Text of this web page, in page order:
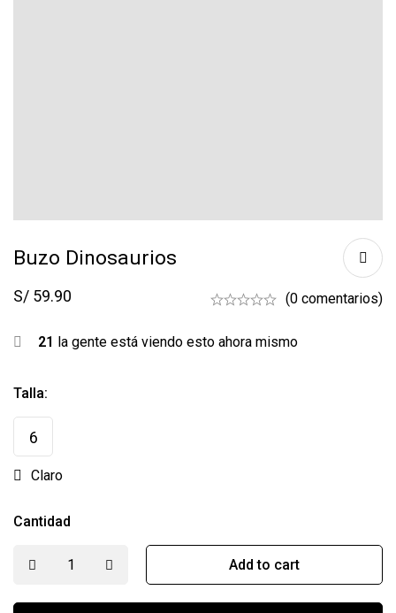
Buzo Dinosaurios
S/ 59.90 (0 comentarios)
21 la gente está viendo esto ahora mismo
Talla:
6
Claro
Cantidad
Add to cart